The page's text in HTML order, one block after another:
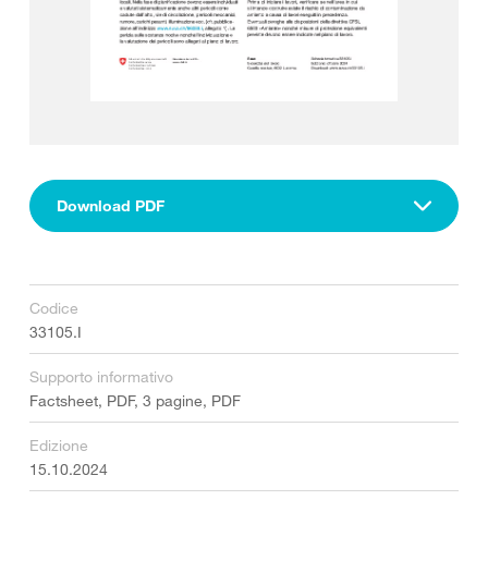
Download PDF
Codice
33105.I
Supporto informativo
Factsheet, PDF, 3 pagine, PDF
Edizione
15.10.2024